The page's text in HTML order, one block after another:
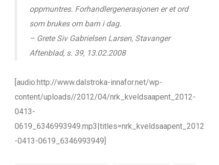
oppmuntres. Forhandlergenerasjonen er et ord
som brukes om barn i dag.
– Grete Siv Gabrielsen Larsen, Stavanger
Aftenblad, s. 39, 13.02.2008
[audio:http://www.dalstroka-innafor.net/wp-
content/uploads//2012/04/nrk_kveldsaapent_2012-
0413-
0619_6346993949.mp3|titles=nrk_kveldsaapent_2012
-0413-0619_6346993949]